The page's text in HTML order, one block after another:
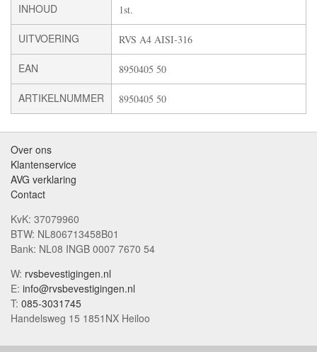
INHOUD 1st.
UITVOERING RVS A4 AISI-316
EAN 8950405 50
ARTIKELNUMMER 8950405 50
Over ons
Klantenservice
AVG verklaring
Contact
KvK: 37079960
BTW: NL806713458B01
Bank: NL08 INGB 0007 7670 54
W: rvsbevestigingen.nl
E: info@rvsbevestigingen.nl
T: 085-3031745
Handelsweg 15 1851NX Heiloo